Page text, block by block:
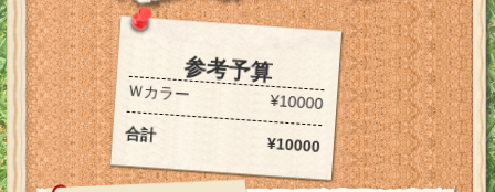
参考予算
Ｗカラー ¥10000
合計
¥10000